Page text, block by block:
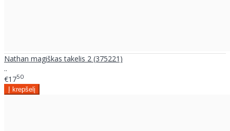
Nathan magiškas takelis 2 (375221)
..
€1750